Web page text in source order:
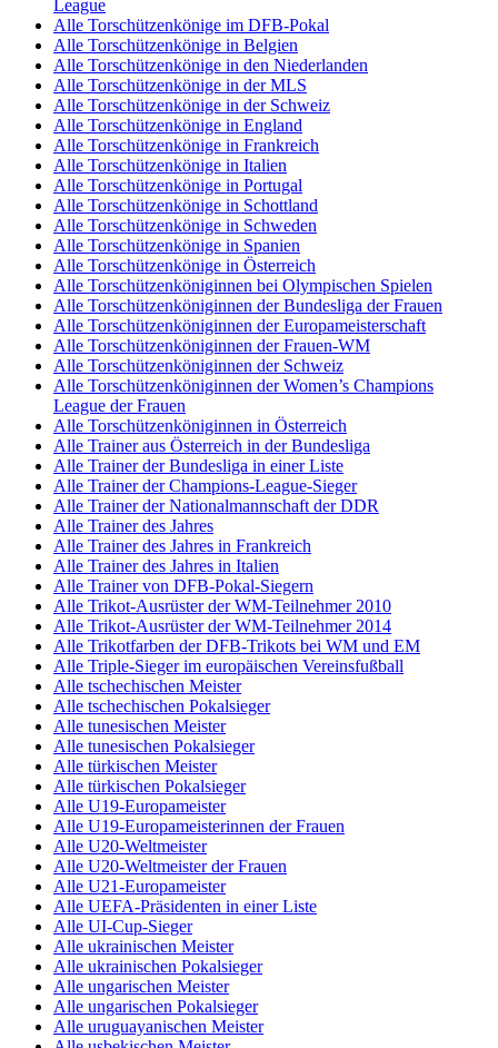
League
Alle Torschützenkönige im DFB-Pokal
Alle Torschützenkönige in Belgien
Alle Torschützenkönige in den Niederlanden
Alle Torschützenkönige in der MLS
Alle Torschützenkönige in der Schweiz
Alle Torschützenkönige in England
Alle Torschützenkönige in Frankreich
Alle Torschützenkönige in Italien
Alle Torschützenkönige in Portugal
Alle Torschützenkönige in Schottland
Alle Torschützenkönige in Schweden
Alle Torschützenkönige in Spanien
Alle Torschützenkönige in Österreich
Alle Torschützenköniginnen bei Olympischen Spielen
Alle Torschützenköniginnen der Bundesliga der Frauen
Alle Torschützenköniginnen der Europameisterschaft
Alle Torschützenköniginnen der Frauen-WM
Alle Torschützenköniginnen der Schweiz
Alle Torschützenköniginnen der Women’s Champions
League der Frauen
Alle Torschützenköniginnen in Österreich
Alle Trainer aus Österreich in der Bundesliga
Alle Trainer der Bundesliga in einer Liste
Alle Trainer der Champions-League-Sieger
Alle Trainer der Nationalmannschaft der DDR
Alle Trainer des Jahres
Alle Trainer des Jahres in Frankreich
Alle Trainer des Jahres in Italien
Alle Trainer von DFB-Pokal-Siegern
Alle Trikot-Ausrüster der WM-Teilnehmer 2010
Alle Trikot-Ausrüster der WM-Teilnehmer 2014
Alle Trikotfarben der DFB-Trikots bei WM und EM
Alle Triple-Sieger im europäischen Vereinsfußball
Alle tschechischen Meister
Alle tschechischen Pokalsieger
Alle tunesischen Meister
Alle tunesischen Pokalsieger
Alle türkischen Meister
Alle türkischen Pokalsieger
Alle U19-Europameister
Alle U19-Europameisterinnen der Frauen
Alle U20-Weltmeister
Alle U20-Weltmeister der Frauen
Alle U21-Europameister
Alle UEFA-Präsidenten in einer Liste
Alle UI-Cup-Sieger
Alle ukrainischen Meister
Alle ukrainischen Pokalsieger
Alle ungarischen Meister
Alle ungarischen Pokalsieger
Alle uruguayanischen Meister